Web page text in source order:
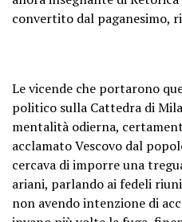
convertito dal paganesimo,
Le vicende che portarono
politico sulla Cattedra di
mentalità odierna,
acclamato Vescovo dal
cercava di imporre una
ariani, parlando ai fedeli
non avendo intenzione di